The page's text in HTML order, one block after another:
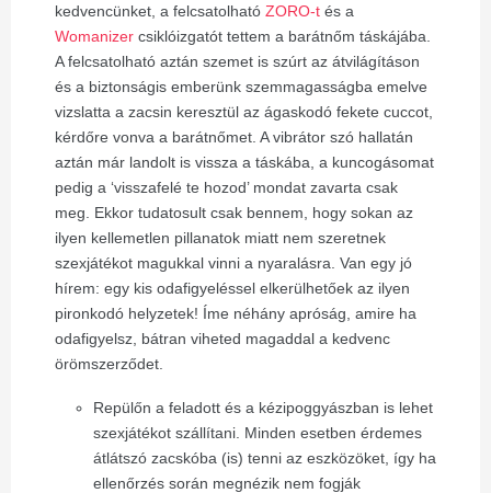
kedvencünket, a felcsatolható ZORO-t és a
Womanizer csiklóizgatót tettem a barátnőm táskájába.
A felcsatolható aztán szemet is szúrt az átvilágításon
és a biztonságis emberünk szemmagasságba emelve
vizslatta a zacsin keresztül az ágaskodó fekete cuccot,
kérdőre vonva a barátnőmet. A vibrátor szó hallatán
aztán már landolt is vissza a táskába, a kuncogásomat
pedig a ‘visszafelé te hozod’ mondat zavarta csak
meg. Ekkor tudatosult csak bennem, hogy sokan az
ilyen kellemetlen pillanatok miatt nem szeretnek
szexjátékot magukkal vinni a nyaralásra. Van egy jó
hírem: egy kis odafigyeléssel elkerülhetőek az ilyen
pironkodó helyzetek! Íme néhány apróság, amire ha
odafigyelsz, bátran viheted magaddal a kedvenc
örömszerződet.
Repülőn a feladott és a kézipoggyászban is lehet
szexjátékot szállítani. Minden esetben érdemes
átlátszó zacskóba (is) tenni az eszközöket, így ha
ellenőrzés során megnézik nem fogják